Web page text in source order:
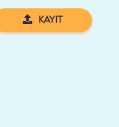
KAYIT